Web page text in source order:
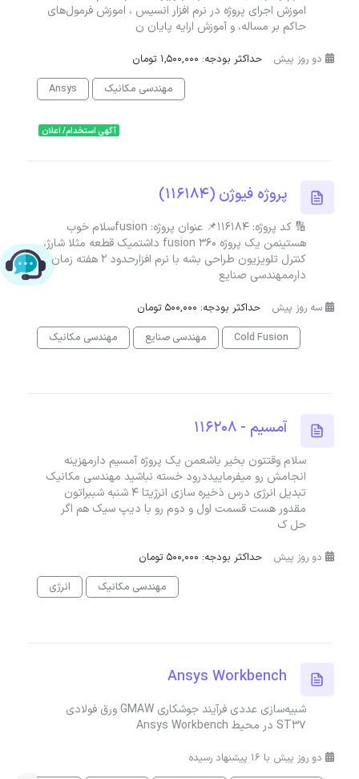
اموزش اجرای پروژه در نرم افزار انسیس ، اموزش فرمول‌های
حاکم بر مساله، و آموزش ارایه پایان ن
دو روز پیش
حداکثر بودجه: 1,500,000 تومان
مهندسی مکانیک
Ansys
آگهی استخدام/ اعلان
پروژه فیوژن (116184)
🔢 کد پروژه: 116184📌 عنوان پروژه: fusionسلام خوب
هستینمن یک پروژه fusion 360 داشتمیک قطعه مثلا شارژ،
کنترل تلویزیون طراحی بشه با نرم افزارحدود ۲ هفته زمان
دارممهندسی صنایع
سه روز پیش
حداکثر بودجه: 500,000 تومان
Cold Fusion
مهندسی صنایع مهندسی مکانیک
آمسیم - 116208
سلام وقتتون بخیر باشعمن یک پروژه آمسیم دارمهزینه
انجامش رو میفرماییددرود خسته نباشید مهندسی مکانیک
تبدیل انرژی درس ذخیره سازی انرژیتا ۴ شنبه شببراتون
مقدور هست قسمت اول و دوم رو با دیپ سیک هم اگر
حل ک
دو روز پیش
حداکثر بودجه: 500,000 تومان
مهندسی مکانیک
انرژی
Ansys Workbench
شبیه‌سازی عددی فرآیند جوشکاری GMAW ورق فولادی
ST37 در محیط Ansys Workbench
دو روز پیش با 16 پیشنهاد رسیده
چت با پشتیبانی پارس‌کدرز